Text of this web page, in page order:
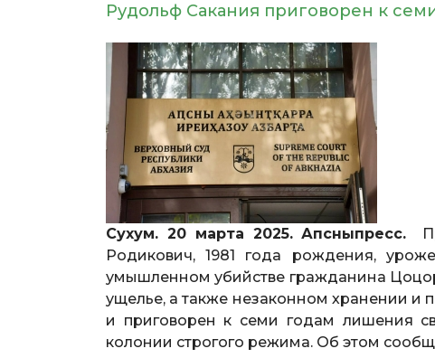
Рудольф Сакания приговорен к
Сухум. 20 марта 2025. Апсныпресс.
Родикович, 1981 года рождения,
умышленном убийстве гражданина
ущелье, а также незаконном хранении и
и приговорен к семи годам лишения
колонии строгого режима. Об этом